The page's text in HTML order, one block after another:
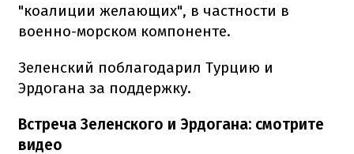
"коалиции желающих", в частности в
военно-морском компоненте.
Зеленский поблагодарил Турцию и
Эрдогана за поддержку.
Встреча Зеленского и Эрдогана: смотрите
видео